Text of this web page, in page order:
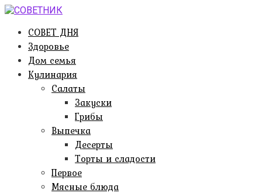
Перейти
контентуСОВЕТ ДНЯ
Здоровье
Дом семья
Кулинария
Салаты
Закуски
Грибы
Выпечка
Десерты
Торты и сладости
Первое
Мясные блюда